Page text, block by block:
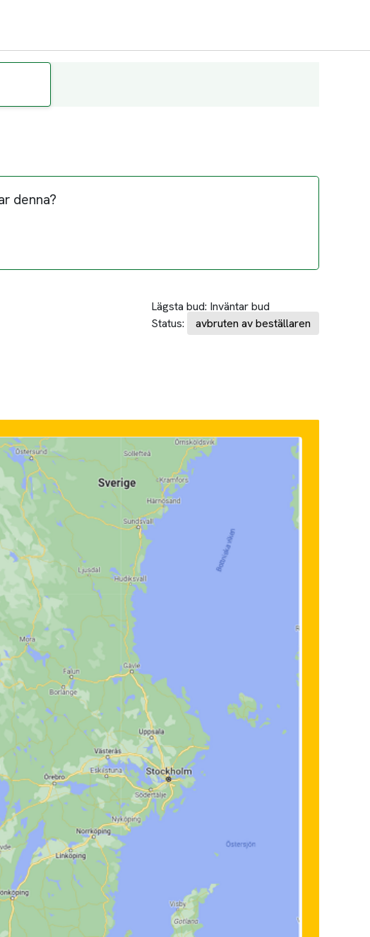
denna?
Lägsta bud: Inväntar bud
Status:
avbruten av beställaren